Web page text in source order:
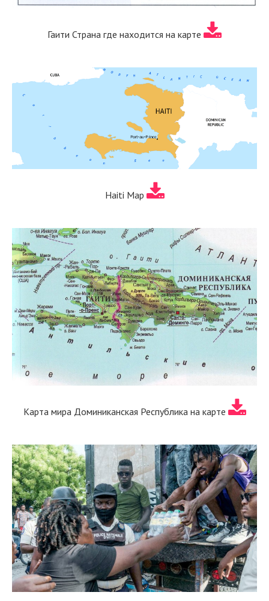
Гаити Страна где находится на карте
Haiti Map
Карта мира Доминиканская Республика на карте